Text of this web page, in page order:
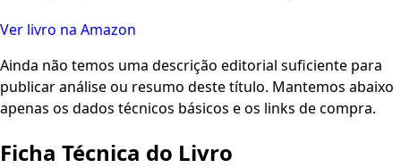
Ver livro na Amazon
Ainda não temos uma descrição editorial suficiente para
publicar análise ou resumo deste título. Mantemos abaixo
apenas os dados técnicos básicos e os links de compra.
Ficha Técnica do Livro